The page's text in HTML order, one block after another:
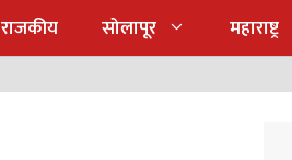
राजकीय सोलापूर महाराष्ट्र